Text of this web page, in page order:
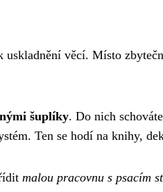
věcí. Místo
šuplíky. Do nich
Ten se hodí na knihy,
malou pracovnu s psacím